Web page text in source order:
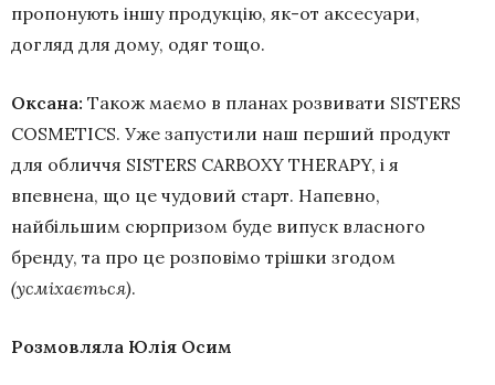
пропонують іншу продукцію, як-от аксесуари,
догляд для дому, одяг тощо.
Оксана: Також маємо в планах розвивати SISTERS
COSMETICS. Уже запустили наш перший продукт
для обличчя SISTERS CARBOXY THERAPY, і я
впевнена, що це чудовий старт. Напевно,
найбільшим сюрпризом буде випуск власного
бренду, та про це розповімо трішки згодом
(усміхається).
Розмовляла Юлія Осим